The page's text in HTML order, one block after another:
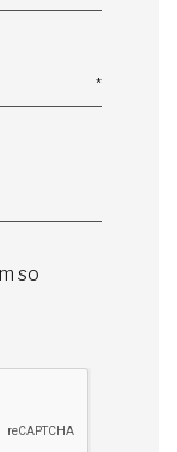
so